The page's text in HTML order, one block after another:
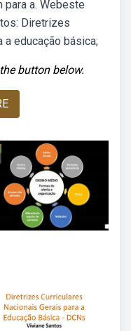
para a. Webeste
Diretrizes
a educação básica;
button below.